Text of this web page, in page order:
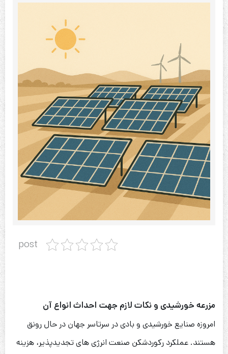
post
مزرعه خورشیدی و نکات لازم جهت احداث انواع آن
امروزه صنایع خورشیدی و بادی در سرتاسر جهان در حال رونق
هستند. عملکرد رکوردشکن صنعت انرژی های تجدیدپذیر، هزینه